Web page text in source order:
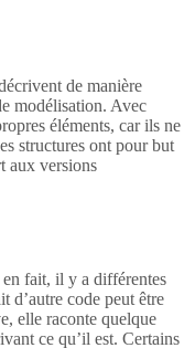
de manière
modélisation. Avec
éléments, car ils ne
structures ont pour but
aux versions
fait, il y a différentes
d’autre code peut être
elle raconte quelque
ce qu’il est. Certains